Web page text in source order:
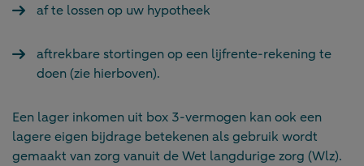
af te lossen op uw hypotheek
aftrekbare stortingen op een lijfrente-rekening te
doen (zie hierboven).
Een lager inkomen uit box 3-vermogen kan ook een
lagere eigen bijdrage betekenen als gebruik wordt
gemaakt van zorg vanuit de Wet langdurige zorg (Wlz).